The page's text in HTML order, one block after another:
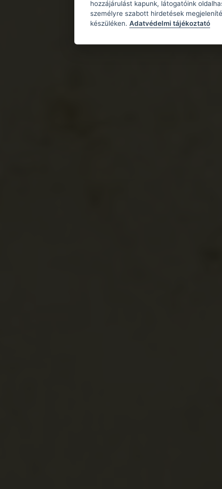
hozzájárulást kapunk, látogatóink
személyre szabott hirdetések
készüléken. Adatvédelmi tájékoztató